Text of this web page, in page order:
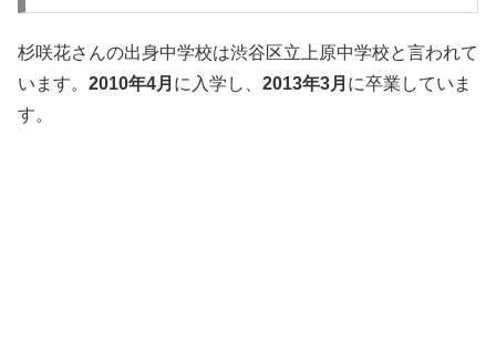
杉咲花さんの出身中学校は渋谷区立上原中学校と言われて
います。 2010年4月 に入学し、 2013年3月 に卒業していま
す。